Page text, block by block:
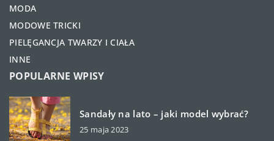
MODA
MODOWE TRICKI
PIELĘGANCJA TWARZY I CIAŁA
INNE
POPULARNE WPISY
Sandały na lato – jaki model wybrać?
25 maja 2023